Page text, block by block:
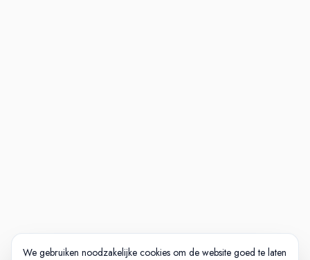
We gebruiken noodzakelijke cookies om de website goed te laten